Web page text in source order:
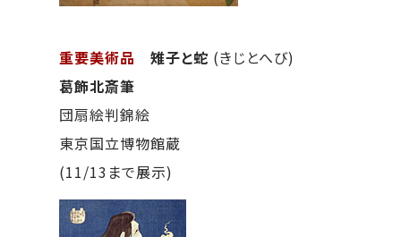
重要美術品 雉子と蛇 (きじとへび)
葛飾北斎筆
団扇絵判錦絵
東京国立博物館蔵
(11/13まで展示)